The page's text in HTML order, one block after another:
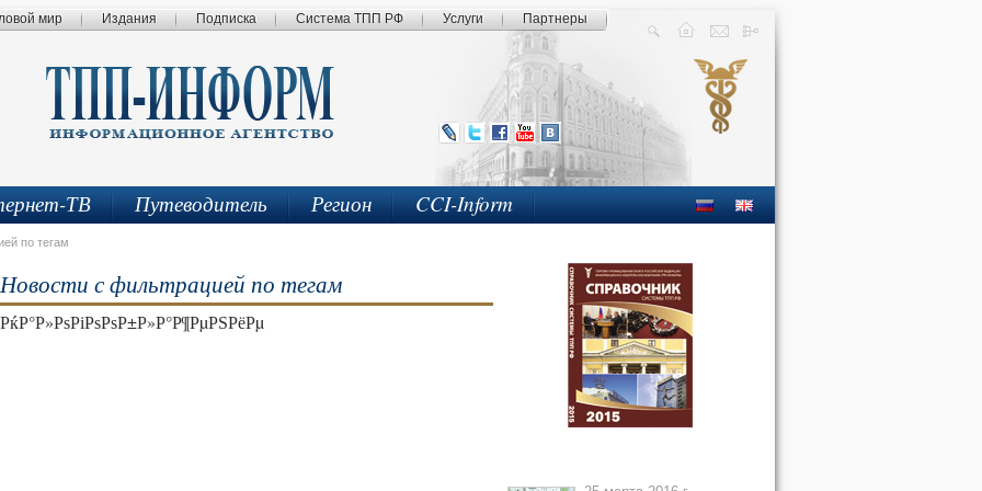
мир Издания Подписка Система ТПП РФ Услуги Партнеры
ТВ Путеводитель Регион CCI-Inform
по тегам
Новости с фильтрацией по тегам
РќР°Р»РѕРіРѕРѕР±Р»Р°Р¶РµРЅРёРµ